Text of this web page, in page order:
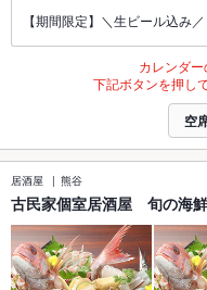
【期間限定】＼生ビール込み
カレンダー
下記ボタンを押し
空
居酒屋 熊谷
古民家個室居酒屋 旬の海